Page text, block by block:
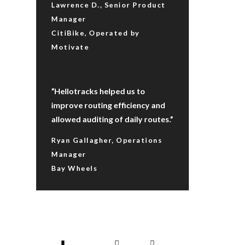
Lawrence D., Senior Product
Manager
CitiBike, Operated by
Motivate
“Hellotracks helped us to
improve routing efficiency and
allowed auditing of daily routes.”
Ryan Gallagher, Operations
Manager
Bay Wheels